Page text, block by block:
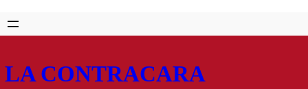
Saltar
al
Skip
to
LA CONTRACARA